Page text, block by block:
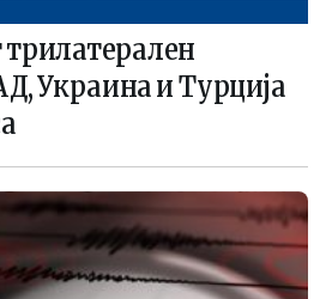
Украина и Турција